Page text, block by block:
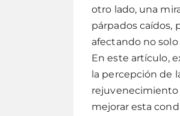
otro lado, una
párpados caídos,
afectando no
En este artículo,
la percepción de
rejuvenecimiento
mejorar esta